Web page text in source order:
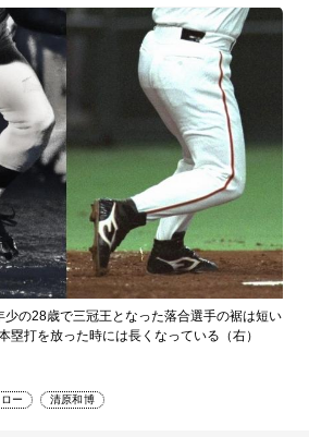
の28歳で三冠王となった落合選手の裾は短い
塁打を放った時には長くなっている（右）
ー 清原和博